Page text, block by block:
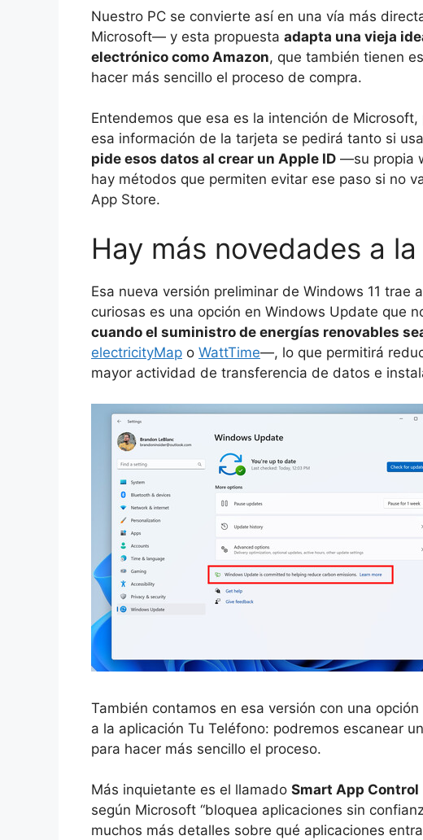
Nuestro PC se convierte así en una vía más
Microsoft— y esta propuesta adapta una vieja
electrónico como Amazon, que también tienen
hacer más sencillo el proceso de compra.
Entendemos que esa es la intención de
esa información de la tarjeta se pedirá tanto si
pide esos datos al crear un Apple ID —su propia
hay métodos que permiten evitar ese paso si no
App Store.
Hay más novedades a
Esa nueva versión preliminar de Windows 11 trae
curiosas es una opción en Windows Update que
cuando el suministro de energías renovables
electricityMap o WattTime—, lo que permitirá
mayor actividad de transferencia de datos e
También contamos en esa versión con una
a la aplicación Tu Teléfono: podremos escanear
para hacer más sencillo el proceso.
Más inquietante es el llamado Smart App Control
según Microsoft “bloquea aplicaciones sin
muchos más detalles sobre qué aplicaciones